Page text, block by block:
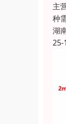
主
种
湖
25-